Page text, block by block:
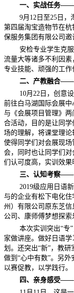
一、实战任务——
9月12日至25日
第四届淘宝造物节在
保服务集团有限公司邀
安检专业学生克
流量大等诸多不利因
专业技能、顽强的工作
二、产教融合——
10月22日，创意
前往白马湖国际会展中
与《会展项目管理》
合活动，目的是让同
场的理解，将课堂理论
使得同学们对会展现
会，同时也让同学们
们认可度高，实训效果
三、认知考察——
2019级应用日语
与的企业有松下电化
州）有限公司原东芝
公司、康师傅梦想探索
本次实训突出“专
家做讲座。做好日语
划。还突出“新”，教
做到“心中有数”。另外
以赛促教，以学践行。
四、亲身感受——